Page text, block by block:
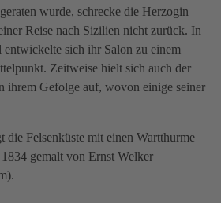
wurde, schrecke die Herzogin
Reise nach Sizilien nicht zurück. In
entwickelte sich ihr Salon zu einem
Zeitweise hielt sich auch der
ihrem Gefolge auf, wovon einige seiner
die Felsenküste mit einen Wartthurme
gemalt von Ernst Welker